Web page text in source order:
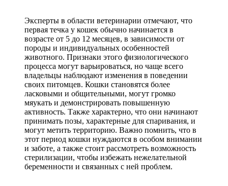
Эксперты в области ветеринарии отмечают, что
первая течка у кошек обычно начинается в
возрасте от 5 до 12 месяцев, в зависимости от
породы и индивидуальных особенностей
животного. Признаки этого физиологического
процесса могут варьироваться, но чаще всего
владельцы наблюдают изменения в поведении
своих питомцев. Кошки становятся более
ласковыми и общительными, могут громко
мяукать и демонстрировать повышенную
активность. Также характерно, что они начинают
принимать позы, характерные для спаривания, и
могут метить территорию. Важно помнить, что в
этот период кошки нуждаются в особом внимании
и заботе, а также стоит рассмотреть возможность
стерилизации, чтобы избежать нежелательной
беременности и связанных с ней проблем.